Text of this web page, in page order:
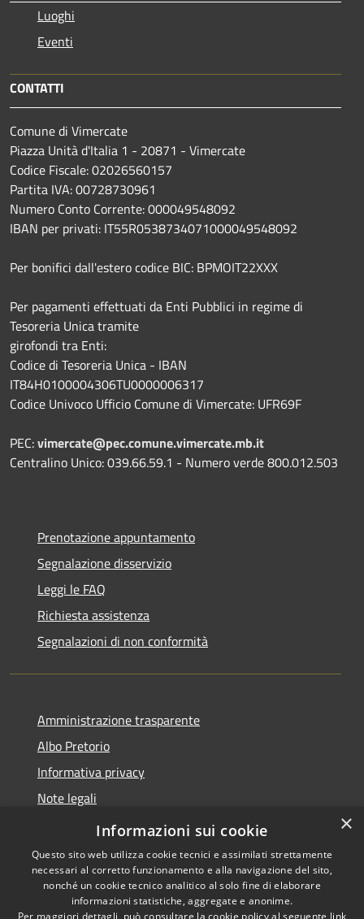
Luoghi
Eventi
CONTATTI
Comune di Vimercate
Piazza Unità d'Italia 1 - 20871 - Vimercate
Codice Fiscale: 02026560157
Partita IVA: 00728730961
Numero Conto Corrente: 000049548092
IBAN per privati: IT55R0538734071000049548092
Per bonifici dall'estero codice BIC: BPMOIT22XXX
Per pagamenti effettuati da Enti Pubblici in regime di
Tesoreria Unica tramite
girofondi tra Enti:
Codice di Tesoreria Unica - IBAN
IT84H0100004306TU0000006317
Codice Univoco Ufficio Comune di Vimercate: UFR69F
PEC:vimercate@pec.comune.vimercate.mb.it
Centralino Unico: 039.66.59.1 - Numero verde 800.012.503
Prenotazione appuntamento
Segnalazione disservizio
Leggi le FAQ
Richiesta assistenza
Segnalazioni di non conformità
Amministrazione trasparente
Albo Pretorio
Informativa privacy
Note legali
Dichiarazione di accessibilità
Copyright © 2026 • Città di
×
Informazioni sui cookie
Questo sito web utilizza cookie tecnici e assimilati strettamente
necessari al corretto funzionamento e alla navigazione del sito,
nonché un cookie tecnico analitico al solo fine di elaborare
informazioni statistiche, aggregate e anonime.
Per maggiori dettagli, può consultare la cookie policy al seguente link